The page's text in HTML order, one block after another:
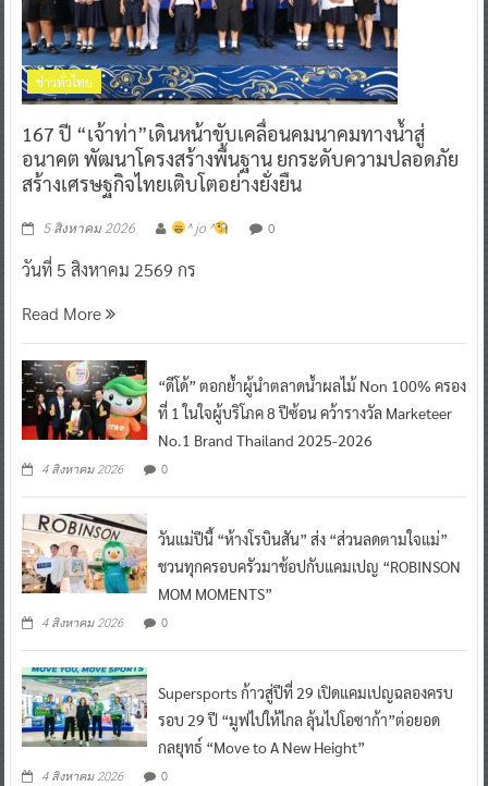
ข่าวทั่วไทย
167 ปี “เจ้าท่า”เดินหน้าขับเคลื่อนคมนาคมทางน้ำสู่
อนาคต พัฒนาโครงสร้างพื้นฐาน ยกระดับความปลอดภัย
สร้างเศรษฐกิจไทยเติบโตอย่างยั่งยืน
5 สิงหาคม 2026 ^ jo ^ 0
วันที่ 5 สิงหาคม 2569 กร
Read More
“ดีโด้” ตอกย้ำผู้นำตลาดน้ำผลไม้ Non 100% ครอง
ที่ 1 ในใจผู้บริโภค 8 ปีซ้อน คว้ารางวัล Marketeer
No.1 Brand Thailand 2025-2026
4 สิงหาคม 2026 0
วันแม่ปีนี้ “ห้างโรบินสัน” ส่ง “ส่วนลดตามใจแม่”
ชวนทุกครอบครัวมาช้อปกับแคมเปญ “ROBINSON
MOM MOMENTS”
4 สิงหาคม 2026 0
Supersports ก้าวสู่ปีที่ 29 เปิดแคมเปญฉลองครบ
รอบ 29 ปี “มูฟไปให้ไกล ลุ้นไปโอซาก้า”ต่อยอด
กลยุทธ์ “Move to A New Height”
4 สิงหาคม 2026 0